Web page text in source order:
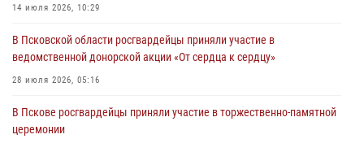
Росгвардейцы одержали победу
14 июля 2026, 10:29
В Псковской области росгвардейцы приняли участие в
ведомственной донорской акции «От сердца к сердцу»
28 июля 2026, 05:16
В Пскове росгвардейцы приняли участие в торжественно-памятной
церемонии